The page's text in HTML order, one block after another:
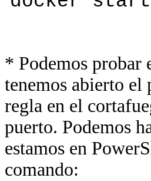
* Podemos probar
tenemos abierto el
regla en el
puerto. Podemos
estamos en
comando: